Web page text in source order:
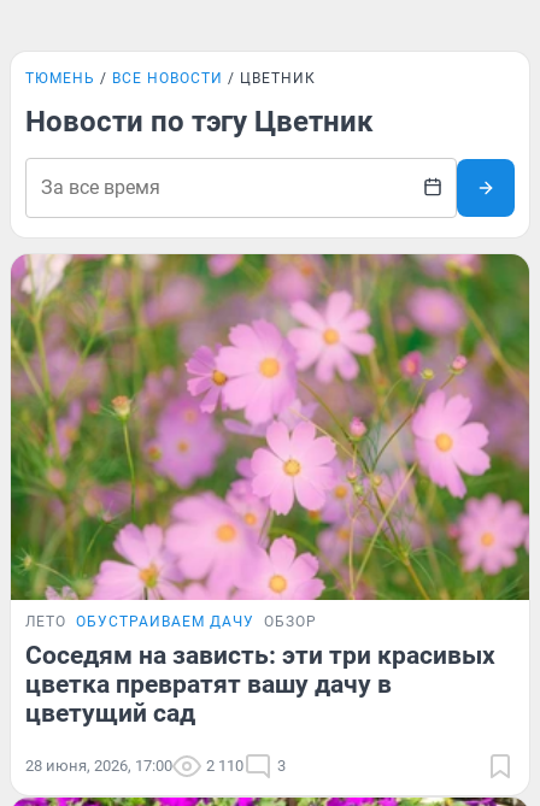
ТЮМЕНЬ ВСЕ НОВОСТИ ЦВЕТНИК
Новости по тэгу Цветник
ЛЕТО ОБУСТРАИВАЕМ ДАЧУ ОБЗОР
Соседям на зависть: эти три красивых
цветка превратят вашу дачу в
цветущий сад
28 июня, 2026, 17:00 2 110 3